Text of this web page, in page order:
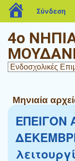
4ο
Μηνιαία
ΕΠΕΙΓΟΝ
blogs.sch.gr
Σύνδεση